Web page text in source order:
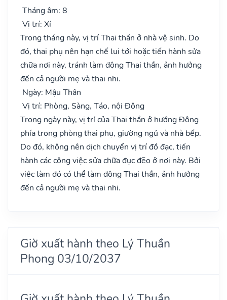
Tháng âm: 8
Vị trí: Xí
Trong tháng này, vị trí Thai thần ở nhà vệ sinh. Do
đó, thai phụ nên hạn chế lui tới hoặc tiến hành sửa
chữa nơi này, tránh làm động Thai thần, ảnh hưởng
đến cả người mẹ và thai nhi.
Ngày: Mậu Thân
Vị trí: Phòng, Sàng, Táo, nội Đông
Trong ngày này, vị trí của Thai thần ở hướng Đông
phía trong phòng thai phụ, giường ngủ và nhà bếp.
Do đó, không nên dịch chuyển vị trí đồ đạc, tiến
hành các công việc sửa chữa đục đẽo ở nơi này. Bởi
việc làm đó có thể làm động Thai thần, ảnh hưởng
đến cả người mẹ và thai nhi.
Giờ xuất hành theo Lý Thuần
Phong 03/10/2037